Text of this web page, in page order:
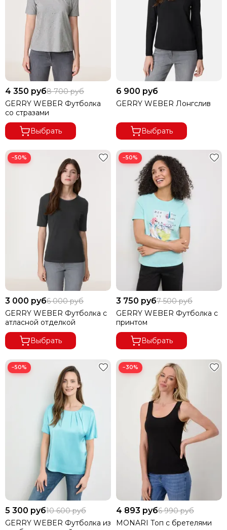
4 350 руб8 700 руб
GERRY WEBER Футболка
со стразами
Выбрать
6 900 руб
GERRY WEBER Лонгслив
Выбрать
−50%
3 000 руб6 000 руб
GERRY WEBER Футболка с
атласной отделкой
Выбрать
−50%
3 750 руб7 500 руб
GERRY WEBER Футболка с
принтом
Выбрать
−50%
5 300 руб10 600 руб
GERRY WEBER Футболка из
−30%
4 893 руб6 990 руб
MONARI Топ с бретелями